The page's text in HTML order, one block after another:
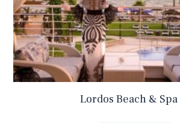
Lordos Beach & Spa